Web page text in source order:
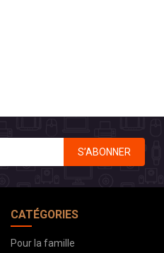
S’ABONNER
CATÉGORIES
Pour la famille